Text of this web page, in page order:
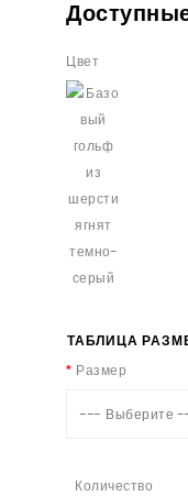
Цвет
ТАБЛИЦА
Размер
--- Выберите
Количество